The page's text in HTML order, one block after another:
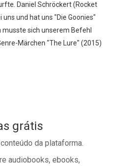
Daniel Schröckert (Rocket
und hat uns "Die Goonies"
sich unserem Befehl
Märchen "The Lure" (2015)
grátis
da plataforma.
audiobooks, ebooks,